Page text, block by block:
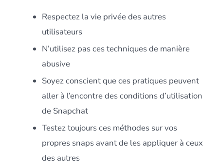
Respectez la vie privée des autres
utilisateurs
N’utilisez pas ces techniques de manière
abusive
Soyez conscient que ces pratiques peuvent
aller à l’encontre des conditions d’utilisation
de Snapchat
Testez toujours ces méthodes sur vos
propres snaps avant de les appliquer à ceux
des autres